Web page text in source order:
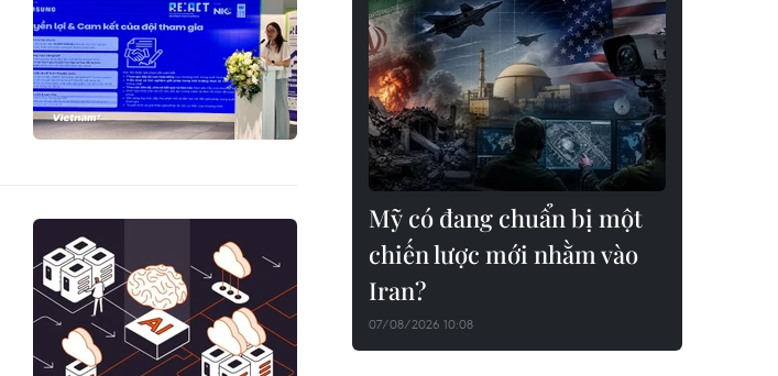
Mỹ có đang chuẩn bị một
chiến lược mới nhằm vào
Iran?
07/08/2026 10:08